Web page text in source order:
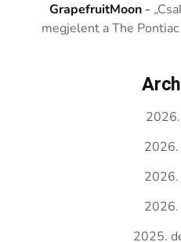
GrapefruitMoon -
megjelent a The
2026.
2026.
2025.